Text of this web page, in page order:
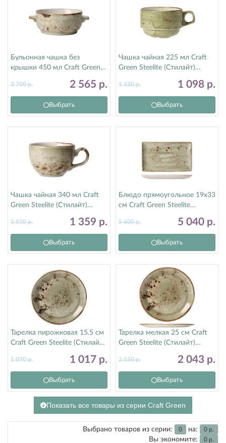
Бульонная чашка без
крышки 450 мл Craft Green
2 565 р.
2 700р.
Выбрать
Чашка чайная 225 мл Craft
Green Steelite (Стилайт)
1 098 р.
1 220р.
Выбрать
Чашка чайная 340 мл Craft
Green Steelite (Стилайт)
1 359 р.
1 510р.
Выбрать
Блюдо прямоугольное 19х33
см Craft Green Steelite
5 040 р.
5 600р.
Выбрать
Тарелка пирожковая 15.5 см
Craft Green Steelite (Стилайт)
1 017 р.
1 070р.
Выбрать
Тарелка мелкая 25 см Craft
Green Steelite (Стилайт)
2 043 р.
2 150р.
Выбрать
Показать все товары из серии Craft Green
Выбрано товаров из серии: 0 на: 0 р.
Вы экономите: 0 р.